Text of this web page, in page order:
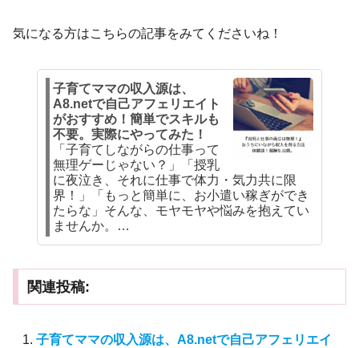
気になる方はこちらの記事をみてくださいね！
子育てママの収入源は、
A8.netで自己アフェリエイト
がおすすめ！簡単でスキルも
不要。実際にやってみた！
「子育てしながらの仕事って
無理ゲーじゃない？」「授乳
に夜泣き、それに仕事で体力・気力共に限
界！」「もっと簡単に、お小遣い稼ぎができ
たらな」そんな、モヤモヤや悩みを抱えてい
ませんか。…
関連投稿:
子育てママの収入源は、A8.netで自己アフェリエイ